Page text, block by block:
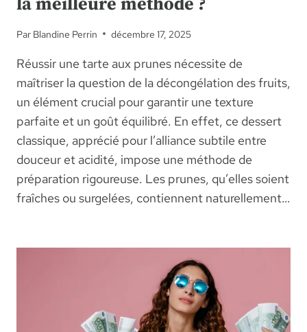
la meilleure méthode ?
Par Blandine Perrin décembre 17, 2025
Réussir une tarte aux prunes nécessite de
maîtriser la question de la décongélation des fruits,
un élément crucial pour garantir une texture
parfaite et un goût équilibré. En effet, ce dessert
classique, apprécié pour l’alliance subtile entre
douceur et acidité, impose une méthode de
préparation rigoureuse. Les prunes, qu’elles soient
fraîches ou surgelées, contiennent naturellement…